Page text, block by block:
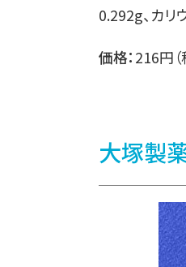
0.292g、カリ
価格：216円（
大塚製